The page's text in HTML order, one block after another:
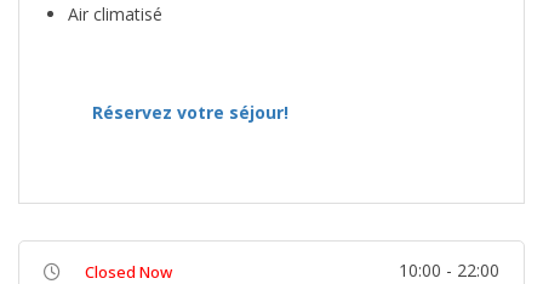
Air climatisé
Réservez votre séjour!
Closed Now 10:00 - 22:00